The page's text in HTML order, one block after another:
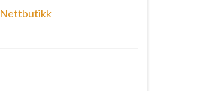
Nettbutikk